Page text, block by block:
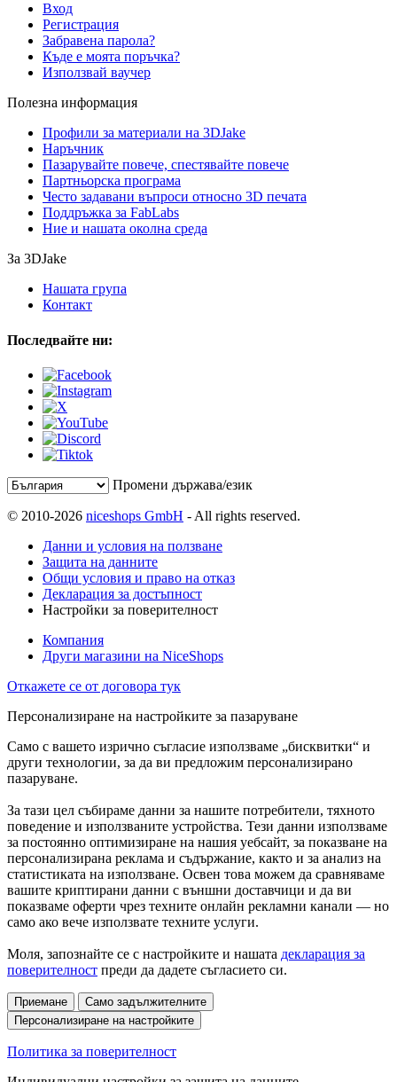
Вход
Регистрация
Забравена парола?
Къде е моята поръчка?
Използвай ваучер
Полезна информация
Профили за материали на 3DJake
Наръчник
Пазарувайте повече, спестявайте повече
Партньорска програма
Често задавани въпроси относно 3D печата
Поддръжка за FabLabs
Ние и нашата околна среда
За 3DJake
Нашата група
Контакт
Последвайте ни:
Промени държава/език
© 2010-2026 niceshops GmbH - All rights reserved.
Данни и условия на ползване
Защита на данните
Общи условия и право на отказ
Декларация за достъпност
Настройки за поверителност
Компания
Други магазини на NiceShops
Откажете се от договора тук
Персонализиране на настройките за пазаруване
Само с вашето изрично съгласие използваме „бисквитки“ и
други технологии, за да ви предложим персонализирано
пазаруване.
За тази цел събираме данни за нашите потребители, тяхното
поведение и използваните устройства. Тези данни използваме
за постоянно оптимизиране на нашия уебсайт, за показване на
персонализирана реклама и съдържание, както и за анализ на
статистиката на използване. Освен това можем да сравняваме
вашите криптирани данни с външни доставчици и да ви
показваме оферти чрез техните онлайн рекламни канали — но
само ако вече използвате техните услуги.
Моля, запознайте се с настройките и нашата декларация за
поверителност преди да дадете съгласието си.
Приемане
Само задължителните
Персонализиране на настройките
Политика за поверителност